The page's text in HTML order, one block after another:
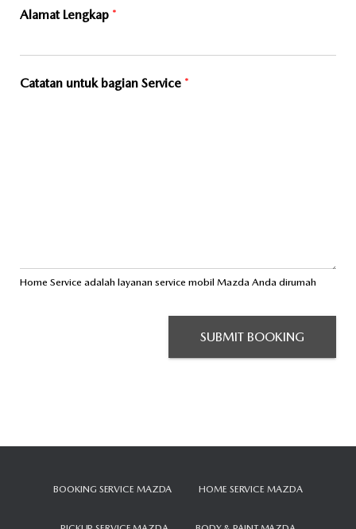
Alamat Lengkap *
Catatan untuk bagian Service *
Home Service adalah layanan service mobil Mazda Anda dirumah
SUBMIT BOOKING
BOOKING SERVICE MAZDA HOME SERVICE MAZDA